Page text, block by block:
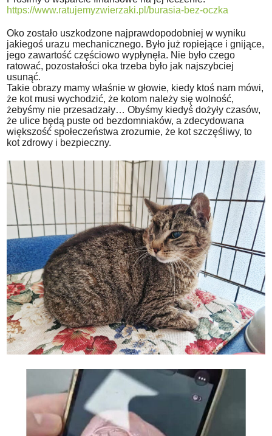
https://www.ratujemyzwierzaki.pl/burasia-bez-oczka
Oko zostało uszkodzone najprawdopodobniej w wyniku
jakiegoś urazu mechanicznego. Było już ropiejące i gnijące,
jego zawartość częściowo wypłynęła. Nie było czego
ratować, pozostałości oka trzeba było jak najszybciej
usunąć.
Takie obrazy mamy właśnie w głowie, kiedy ktoś nam mówi,
że kot musi wychodzić, że kotom należy się wolność,
żebyśmy nie przesadzały… Obyśmy kiedyś dożyły czasów,
że ulice będą puste od bezdomniaków, a zdecydowana
większość społeczeństwa zrozumie, że kot szczęśliwy, to
kot zdrowy i bezpieczny.